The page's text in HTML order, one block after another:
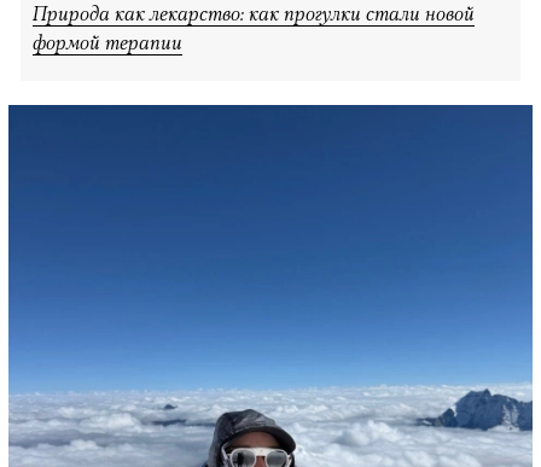
Природа как лекарство: как прогулки стали новой
формой терапии